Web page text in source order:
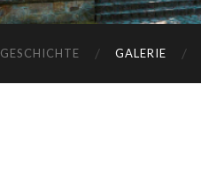
GESCHICHTE GALERIE